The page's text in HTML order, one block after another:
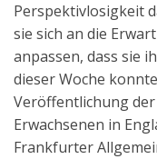
Perspektivlosigkeit
sie sich an die
anpassen, dass sie
dieser Woche
Veröffentlichung
Erwachsenen in
Frankfurter